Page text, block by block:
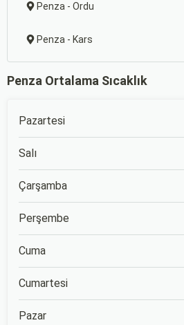
Penza - Ordu
Penza - Kars
Penza Ortalama Sıcaklık
Pazartesi
Salı
Çarşamba
Perşembe
Cuma
Cumartesi
Pazar